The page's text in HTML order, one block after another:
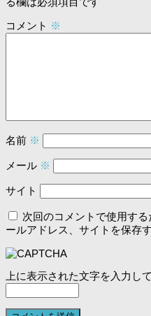
コメント ※
名前 ※
メール ※
サイト
次回のコメントで使用す
ールアドレス、サイトを保存す
上に表示された文字を入力し